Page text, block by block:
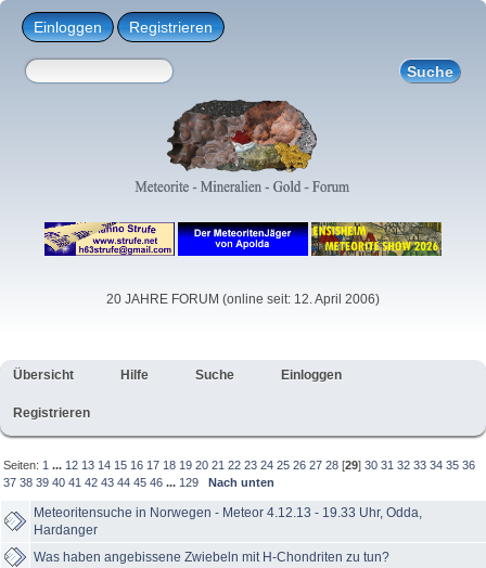
Einloggen Registrieren
20 JAHRE FORUM (online seit: 12. April 2006)
Übersicht Hilfe Suche Einloggen
Registrieren
Seiten: 1 ... 12 13 14 15 16 17 18 19 20 21 22 23 24 25 26 27 28 [29]30 31 32 33 34 35 36
37 38 39 40 41 42 43 44 45 46 ... 129 Nach unten
Meteoritensuche in Norwegen - Meteor 4.12.13 - 19.33 Uhr, Odda,
Hardanger
Was haben angebissene Zwiebeln mit H-Chondriten zu tun?